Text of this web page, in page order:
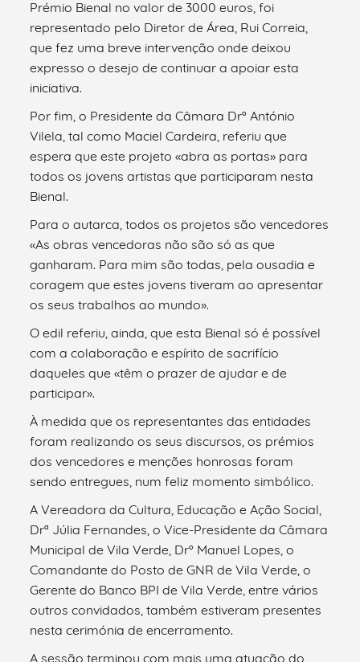
Prémio Bienal no valor de 3000 euros, foi
representado pelo Diretor de Área, Rui Correia,
que fez uma breve intervenção onde deixou
expresso o desejo de continuar a apoiar esta
iniciativa.
Por fim, o Presidente da Câmara Drº António
Vilela, tal como Maciel Cardeira, referiu que
espera que este projeto «abra as portas» para
todos os jovens artistas que participaram nesta
Bienal.
Para o autarca, todos os projetos são vencedores
«As obras vencedoras não são só as que
ganharam. Para mim são todas, pela ousadia e
coragem que estes jovens tiveram ao apresentar
os seus trabalhos ao mundo».
O edil referiu, ainda, que esta Bienal só é possível
com a colaboração e espírito de sacrifício
daqueles que «têm o prazer de ajudar e de
participar».
À medida que os representantes das entidades
foram realizando os seus discursos, os prémios
dos vencedores e menções honrosas foram
sendo entregues, num feliz momento simbólico.
A Vereadora da Cultura, Educação e Ação Social,
Drª Júlia Fernandes, o Vice-Presidente da Câmara
Municipal de Vila Verde, Drº Manuel Lopes, o
Comandante do Posto de GNR de Vila Verde, o
Gerente do Banco BPI de Vila Verde, entre vários
outros convidados, também estiveram presentes
nesta cerimónia de encerramento.
A sessão terminou com mais uma atuação do